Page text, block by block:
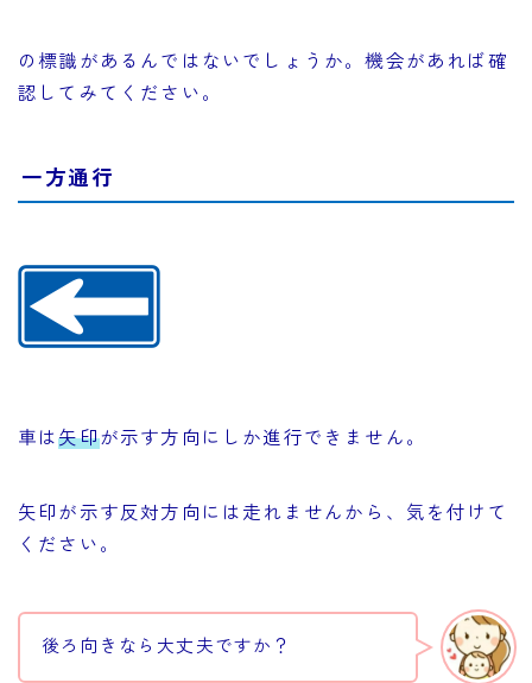
の標識があるんではないでしょうか。機会があれば確
認してみてください。
一方通行
車は矢印が示す方向にしか進行できません。
矢印が示す反対方向には走れませんから、気を付けて
ください。
後ろ向きなら大丈夫ですか？